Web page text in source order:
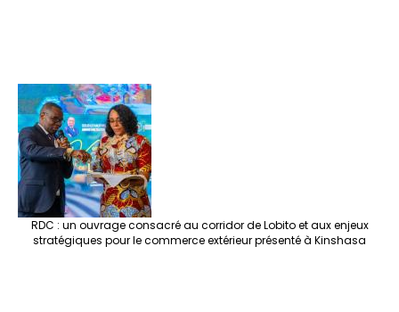
RDC : un ouvrage consacré au corridor de Lobito et aux enjeux
stratégiques pour le commerce extérieur présenté à Kinshasa